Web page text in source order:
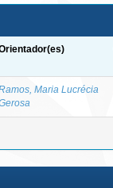
Maria Lucrécia